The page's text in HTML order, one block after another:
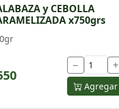
y CEBOLLA
x750grs
− +
Agregar